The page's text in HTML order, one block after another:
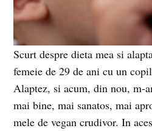
Scurt despre dieta mea si
femeie de 29 de ani cu un
Alaptez, si acum, din nou, m-
mai bine, mai sanatos, mai
mele de vegan crudivor. In